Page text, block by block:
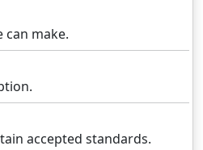
can make.
accepted standards.